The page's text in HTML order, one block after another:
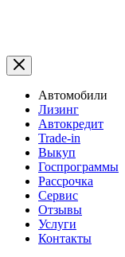
Автомобили
Лизинг
Автокредит
Trade-in
Выкуп
Госпрограммы
Рассрочка
Сервис
Отзывы
Услуги
Контакты